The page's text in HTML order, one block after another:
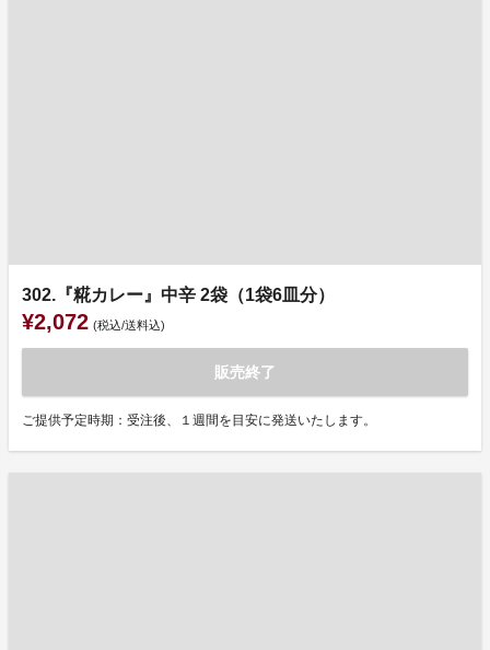
302.『糀カレー』中辛 2袋（1袋6皿分）
¥2,072 (税込/送料込)
販売終了
ご提供予定時期：受注後、１週間を目安に発送いたします。